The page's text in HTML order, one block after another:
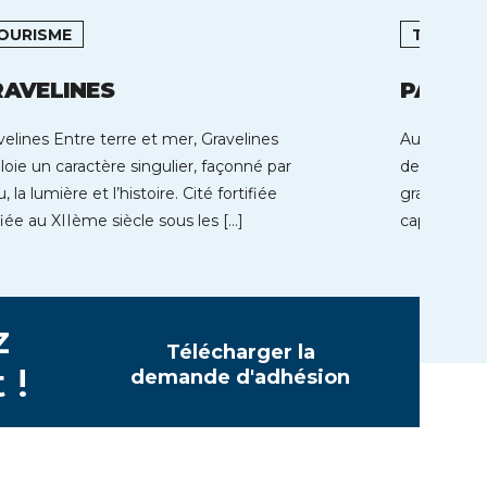
Entre terre et mer, Gravelines
un caractère singulier, façonné par
la lumière et l’histoire. Cité fortifiée
au XIIème siècle sous les […]
Au coeur
de
grands
capacité
!
Télécharger la
demande d'adhésion